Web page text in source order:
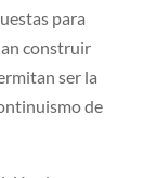
para
construir
ser la
de